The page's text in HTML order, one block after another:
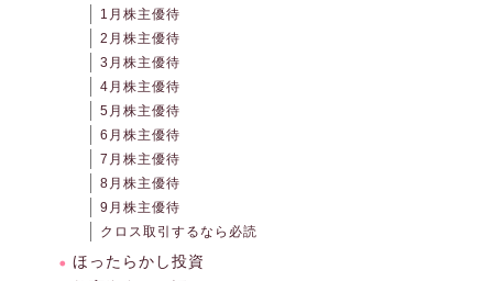
1月株主優待
2月株主優待
3月株主優待
4月株主優待
5月株主優待
6月株主優待
7月株主優待
8月株主優待
9月株主優待
クロス取引するなら必読
ほったらかし投資